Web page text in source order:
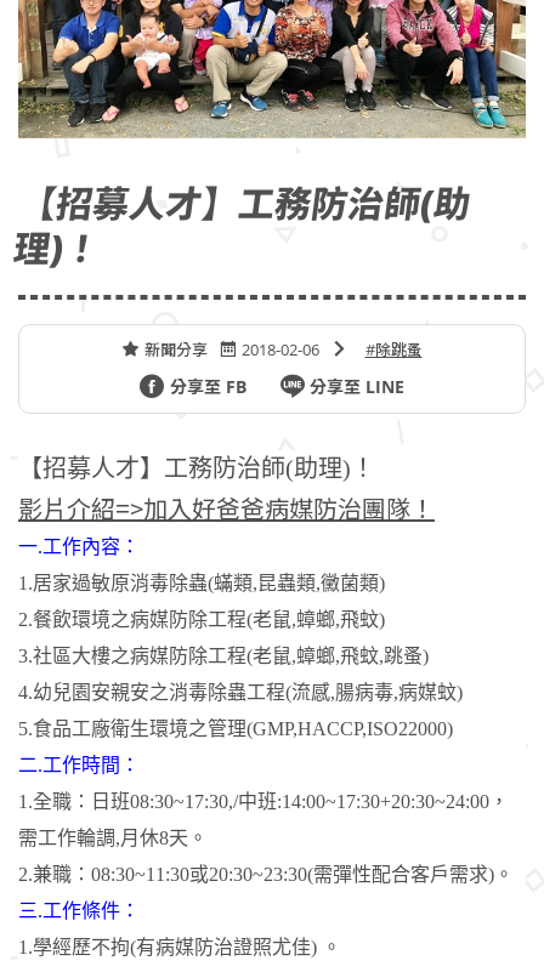
【招募人才】工務防治師(助
理)！
新聞分享 2018-02-06 #除跳蚤
分享至 FB 分享至 LINE
【招募人才】工務防治師(助理)！
影片介紹=>加入好爸爸病媒防治團隊！
一.工作內容：
1.居家過敏原消毒除蟲(蟎類,昆蟲類,黴菌類)
2.餐飲環境之病媒防除工程(老鼠,蟑螂,飛蚊)
3.社區大樓之病媒防除工程(老鼠,蟑螂,飛蚊,跳蚤)
4.幼兒園安親安之消毒除蟲工程(流感,腸病毒,病媒蚊)
5.食品工廠衛生環境之管理(GMP,HACCP,ISO22000)
二.工作時間：
1.全職：日班08:30~17:30,/中班:14:00~17:30+20:30~24:00，
需工作輪調,月休8天。
2.兼職：08:30~11:30或20:30~23:30(需彈性配合客戶需求)。
三.工作條件：
1.學經歷不拘(有病媒防治證照尤佳) 。